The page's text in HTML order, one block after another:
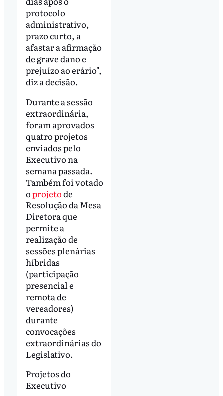
protocolo
administrativo,
prazo curto, a
afastar a afirmação
de grave dano e
prejuízo ao erário",
diz a decisão.
Durante a sessão
extraordinária,
foram aprovados
quatro projetos
enviados pelo
Executivo na
semana passada.
Também foi votado
oprojetode
Resolução da Mesa
Diretora que
permite a
realização de
sessões plenárias
híbridas
(participação
presencial e
remota de
vereadores)
durante
convocações
extraordinárias do
Legislativo.
Projetos do
Executivo